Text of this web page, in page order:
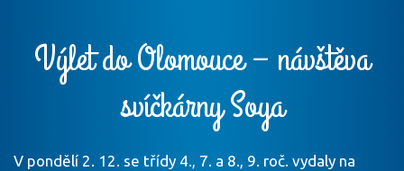
Výlet do Olomouce – návštěva
svíčkárny Soya
V pondělí 2. 12. se třídy 4., 7. a 8., 9. roč. vydaly na